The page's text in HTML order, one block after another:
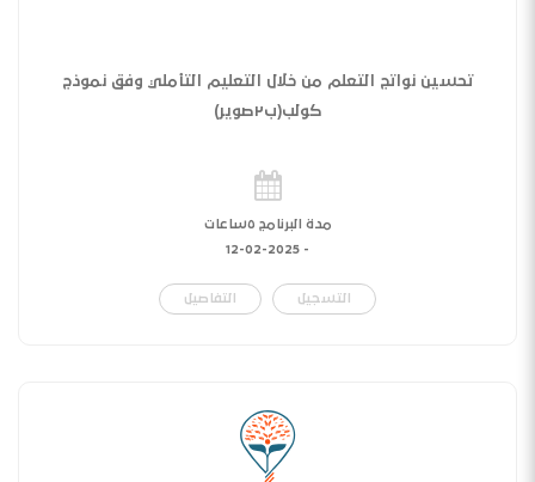
تحسين نواتج التعلم من خلال التعليم التأملي وفق نموذج
كولب(ب٢صوير)
مدة البرنامج ٥ساعات
-
12-02-2025
التسجيل التفاصيل